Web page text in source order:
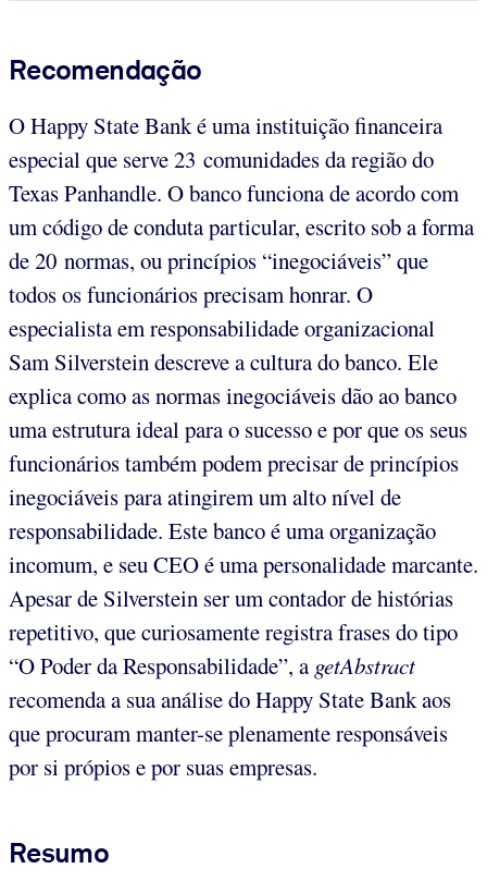
Recomendação
O Happy State Bank é uma instituição financeira
especial que serve 23 comunidades da região do
Texas Panhandle. O banco funciona de acordo com
um código de conduta particular, escrito sob a forma
de 20 normas, ou princípios “inegociáveis” que
todos os funcionários precisam honrar. O
especialista em responsabilidade organizacional
Sam Silverstein descreve a cultura do banco. Ele
explica como as normas inegociáveis dão ao banco
uma estrutura ideal para o sucesso e por que os seus
funcionários também podem precisar de princípios
inegociáveis para atingirem um alto nível de
responsabilidade. Este banco é uma organização
incomum, e seu CEO é uma personalidade marcante.
Apesar de Silverstein ser um contador de histórias
repetitivo, que curiosamente registra frases do tipo
“O Poder da Responsabilidade”, a getAbstract
recomenda a sua análise do Happy State Bank aos
que procuram manter-se plenamente responsáveis
por si própios e por suas empresas.
Resumo